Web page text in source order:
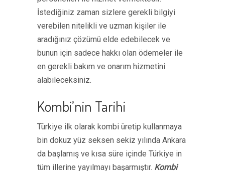
İstediğiniz zaman sizlere gerekli bilgiyi
verebilen nitelikli ve uzman kişiler ile
aradığınız çözümü elde edebilecek ve
bunun için sadece hakkı olan ödemeler ile
en gerekli bakım ve onarım hizmetini
alabileceksiniz.
Kombi’nin Tarihi
Türkiye ilk olarak kombi üretip kullanmaya
bin dokuz yüz seksen sekiz yılında Ankara
da başlamış ve kısa süre içinde Türkiye in
tüm illerine yayılmayı başarmıştır. Kombi